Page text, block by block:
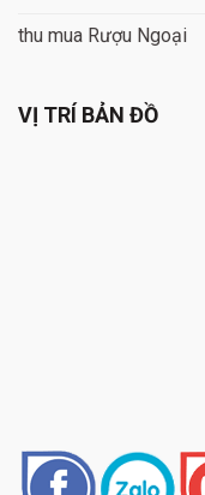
thu mua Rượu Ngoại
VỊ TRÍ BẢN ĐỒ